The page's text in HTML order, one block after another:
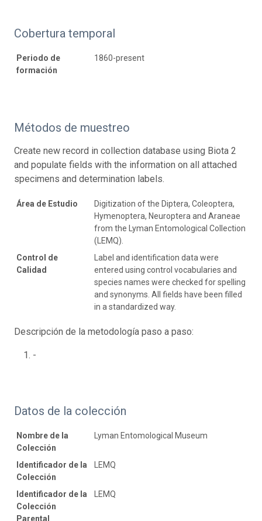
Cobertura temporal
Periodo de
formación
1860-present
Métodos de muestreo
Create new record in collection database using Biota 2
and populate fields with the information on all attached
specimens and determination labels.
Área de Estudio
Digitization of the Diptera, Coleoptera,
Hymenoptera, Neuroptera and Araneae
from the Lyman Entomological Collection
(LEMQ).
Control de
Calidad
Label and identification data were
entered using control vocabularies and
species names were checked for spelling
and synonyms. All fields have been filled
in a standardized way.
Descripción de la metodología paso a paso:
-
Datos de la colección
Nombre de la
Colección
Lyman Entomological Museum
Identificador de la
Colección
LEMQ
Identificador de la
Colección
Parental
LEMQ